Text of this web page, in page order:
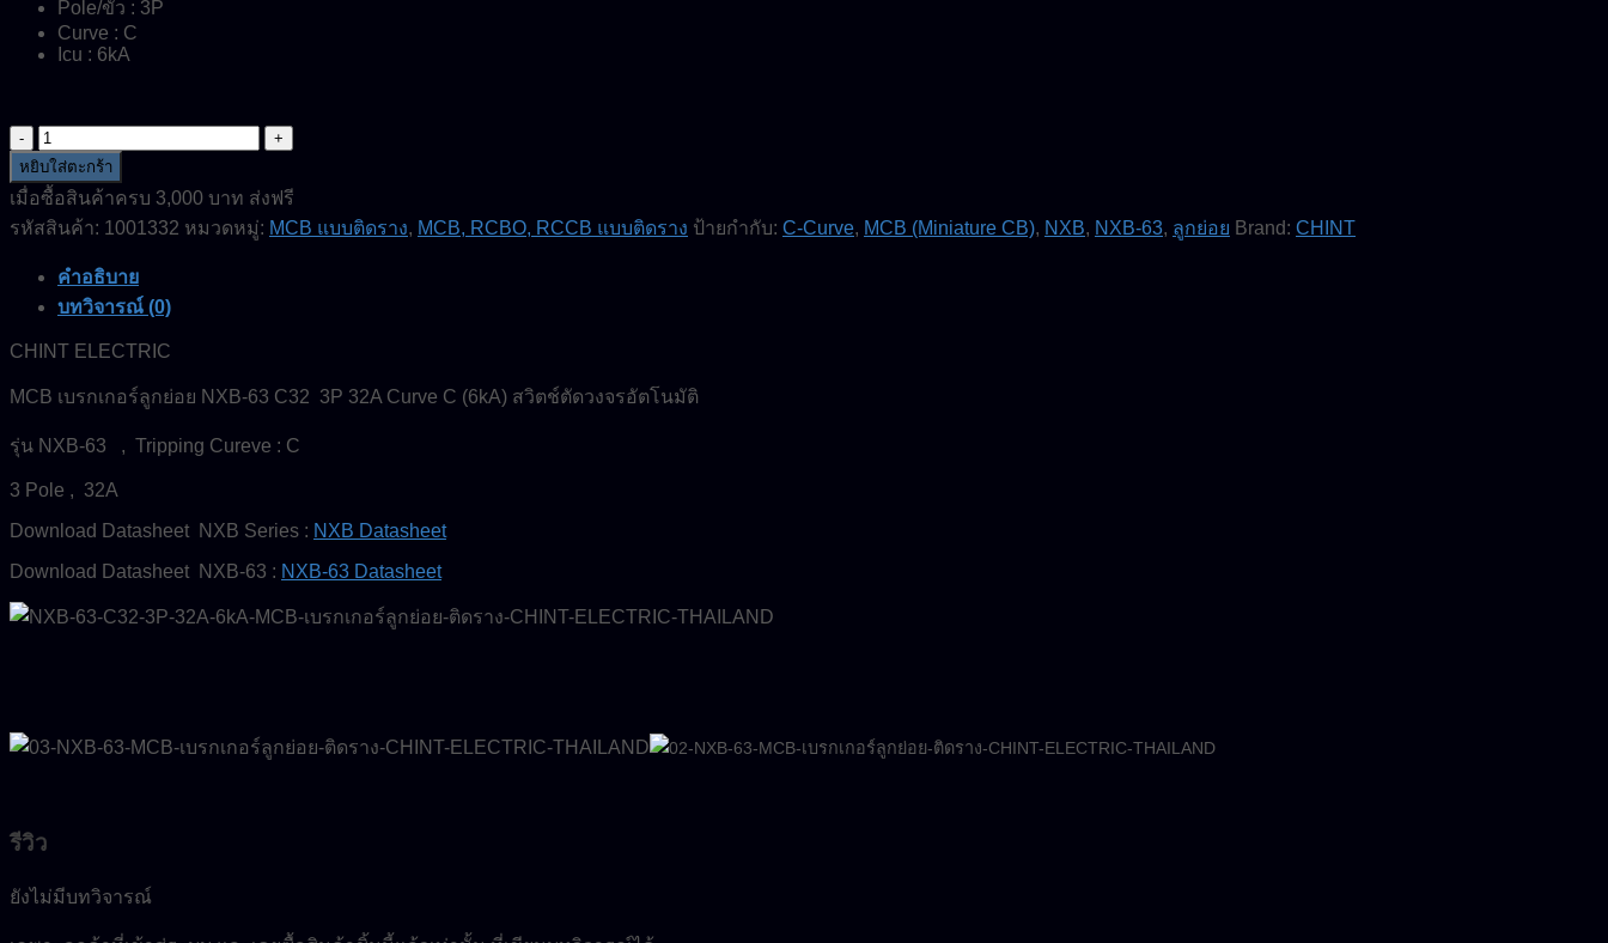
Pole/ขั้ว : 3P
Curve : C
Icu : 6kA
จำนวน
NXB-
63-
C32-
3P-
6kA-
MCB-
CHINT-
ชิ้น
หยิบใส่ตะกร้า
เมื่อซื้อสินค้าครบ 3,000 บาท ส่งฟรี
รหัสสินค้า: 1001332 หมวดหมู่: MCB แบบติดราง, MCB, RCBO, RCCB แบบติดราง ป้ายกำกับ: C-Curve, MCB (Miniature CB), NXB, NXB-63, ลูกย่อย Brand: CHINT
คำอธิบาย
บทวิจารณ์ (0)
CHINT ELECTRIC
MCB เบรกเกอร์ลูกย่อย NXB-63 C32 3P 32A Curve C (6kA) สวิตช์ตัดวงจรอัตโนมัติ
รุ่น NXB-63 , Tripping Cureve : C
3 Pole , 32A
Download Datasheet NXB Series : NXB Datasheet
Download Datasheet NXB-63 : NXB-63 Datasheet
รีวิว
ยังไม่มีบทวิจารณ์